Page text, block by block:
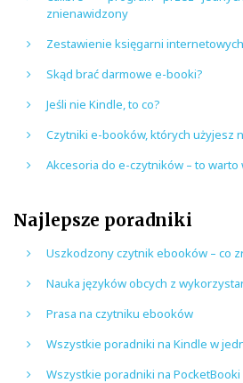
znienawidzony
Zestawienie księgarni
Skąd brać darmowe e-booki?
Jeśli nie Kindle, to co?
Czytniki e-booków, których użyjesz
Akcesoria do e-czytników – to warto
Najlepsze poradniki
Uszkodzony czytnik ebooków – co
Nauka języków obcych z
Prasa na czytniku ebooków
Wszystkie poradniki na Kindle w
Wszystkie poradniki na